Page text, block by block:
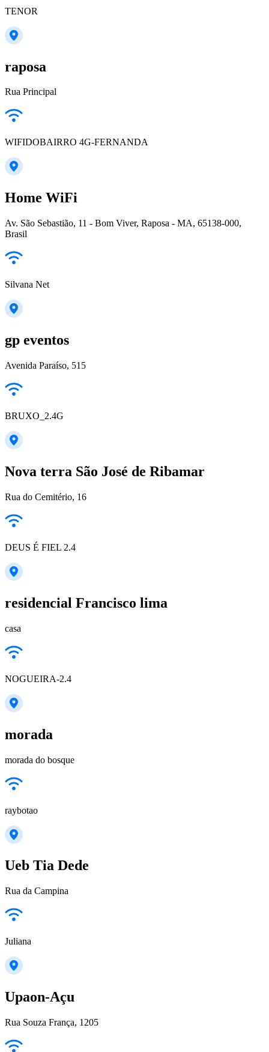
TENOR
raposa
Rua Principal
WIFIDOBAIRRO 4G-FERNANDA
Home WiFi
Av. São Sebastião, 11 - Bom Viver, Raposa - MA, 65138-000,
Brasil
Silvana Net
gp eventos
Avenida Paraíso, 515
BRUXO_2.4G
Nova terra São José de Ribamar
Rua do Cemitério, 16
DEUS É FIEL 2.4
residencial Francisco lima
casa
NOGUEIRA-2.4
morada
morada do bosque
raybotao
Ueb Tia Dede
Rua da Campina
Juliana
Upaon-Açu
Rua Souza França, 1205